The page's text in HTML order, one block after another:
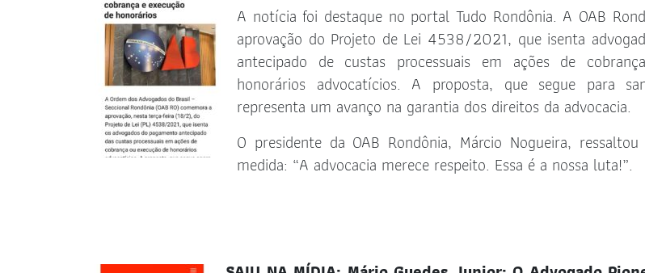
A notícia foi destaque no portal Tudo Rondônia. A OAB
aprovação do Projeto de Lei 4538/2021, que isenta
antecipado de custas processuais em ações de
honorários advocatícios. A proposta, que segue para
representa um avanço na garantia dos direitos da advocacia.
O presidente da OAB Rondônia, Márcio Nogueira,
medida: “A advocacia merece respeito. Essa é a nossa luta!”.